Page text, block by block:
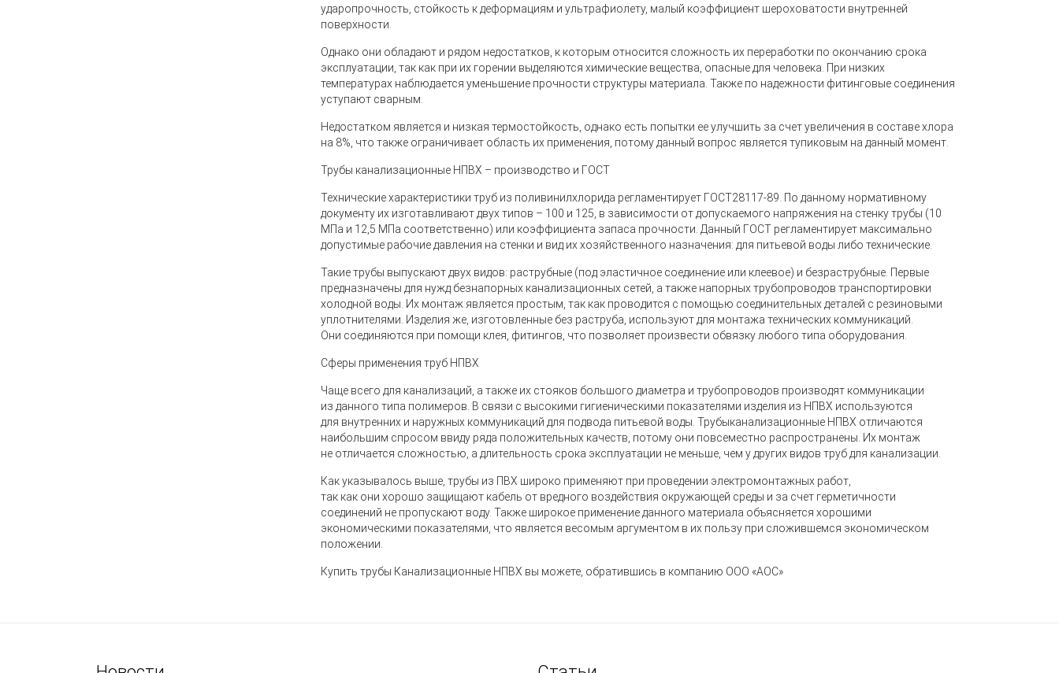
ударопрочность, стойкость к деформациям и ультрафиолету, малый коэффициент шероховатости внутренней
поверхности.
Однако они обладают и рядом недостатков, к которым относится сложность их переработки по окончанию срока
эксплуатации, так как при их горении выделяются химические вещества, опасные для человека. При низких
температурах наблюдается уменьшение прочности структуры материала. Также по надежности фитинговые соединения
уступают сварным.
Недостатком является и низкая термостойкость, однако есть попытки ее улучшить за счет увеличения в составе хлора
на 8%, что также ограничивает область их применения, потому данный вопрос является тупиковым на данный момент.
Трубы канализационные НПВХ – производство и ГОСТ
Технические характеристики труб из поливинилхлорида регламентирует ГОСТ28117-89. По данному нормативному
документу их изготавливают двух типов – 100 и 125, в зависимости от допускаемого напряжения на стенку трубы (10
МПа и 12,5 МПа соответственно) или коэффициента запаса прочности. Данный ГОСТ регламентирует максимально
допустимые рабочие давления на стенки и вид их хозяйственного назначения: для питьевой воды либо технические.
Такие трубы выпускают двух видов: раструбные (под эластичное соединение или клеевое) и безраструбные. Первые
предназначены для нужд безнапорных канализационных сетей, а также напорных трубопроводов транспортировки
холодной воды. Их монтаж является простым, так как проводится с помощью соединительных деталей с резиновыми
уплотнителями. Изделия же, изготовленные без раструба, используют для монтажа технических коммуникаций.
Они соединяются при помощи клея, фитингов, что позволяет произвести обвязку любого типа оборудования.
Сферы применения труб НПВХ
Чаще всего для канализаций, а также их стояков большого диаметра и трубопроводов производят коммуникации
из данного типа полимеров. В связи с высокими гигиеническими показателями изделия из НПВХ используются
для внутренних и наружных коммуникаций для подвода питьевой воды. Трубыканализационные НПВХ отличаются
наибольшим спросом ввиду ряда положительных качеств, потому они повсеместно распространены. Их монтаж
не отличается сложностью, а длительность срока эксплуатации не меньше, чем у других видов труб для канализации
Как указывалось выше, трубы из ПВХ широко применяют при проведении электромонтажных работ,
так как они хорошо защищают кабель от вредного воздействия окружающей среды и за счет герметичности
соединений не пропускают воду. Также широкое применение данного материала объясняется хорошими
экономическими показателями, что является весомым аргументом в их пользу при сложившемся экономическом
положении.
Купить трубы Канализационные НПВХ вы можете, обратившись в компанию ООО «АОС»